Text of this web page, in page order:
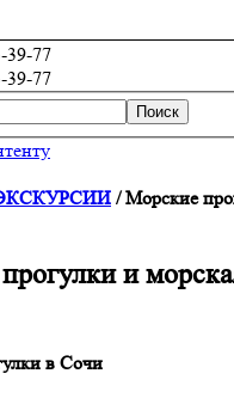
39-77
39-77
Поиск
/Морские
и
в Сочи